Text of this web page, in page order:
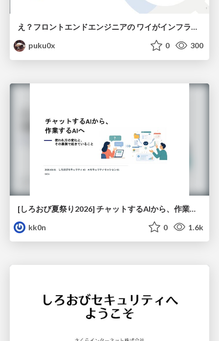
え？フロントエンドエンジニアの ワイがインフラも！？
puku0x
0 300
kk0n
0 1.6k